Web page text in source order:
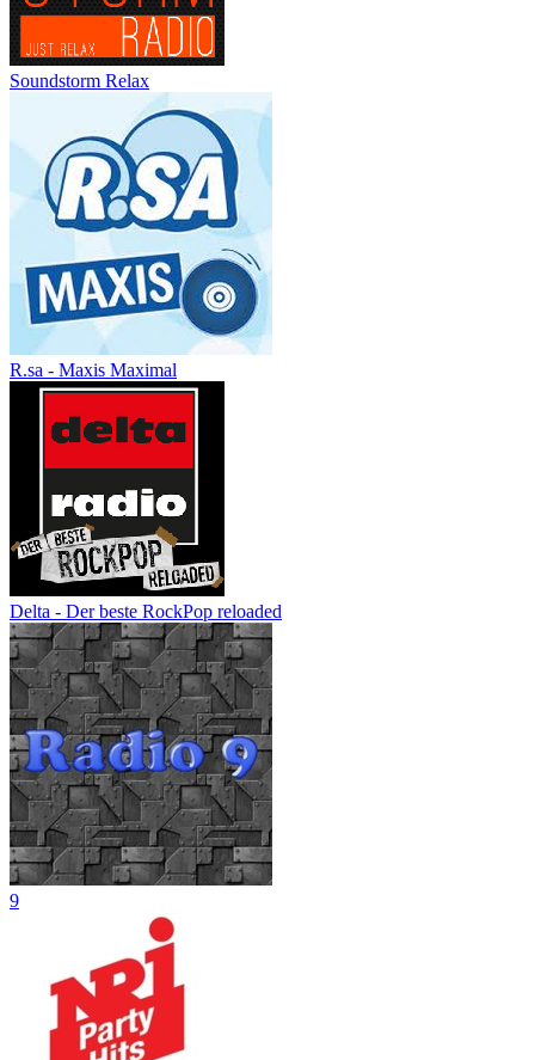
Soundstorm Relax
R.sa - Maxis Maximal
Delta - Der beste RockPop reloaded
9